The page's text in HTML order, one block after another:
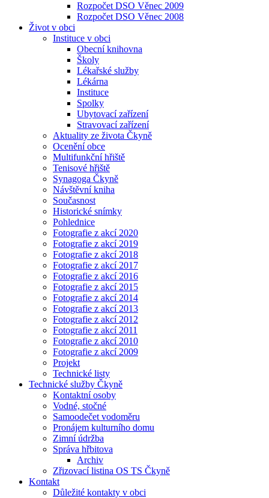
Rozpočet DSO Věnec 2009
Rozpočet DSO Věnec 2008
Život v obci
Instituce v obci
Obecní knihovna
Školy
Lékařské služby
Lékárna
Instituce
Spolky
Ubytovací zařízení
Stravovací zařízení
Aktuality ze života Čkyně
Ocenění obce
Multifunkční hřiště
Tenisové hřiště
Synagoga Čkyně
Návštěvní kniha
Současnost
Historické snímky
Pohlednice
Fotografie z akcí 2020
Fotografie z akcí 2019
Fotografie z akcí 2018
Fotografie z akcí 2017
Fotografie z akcí 2016
Fotografie z akcí 2015
Fotografie z akcí 2014
Fotografie z akcí 2013
Fotografie z akcí 2012
Fotografie z akcí 2011
Fotografie z akcí 2010
Fotografie z akcí 2009
Projekt
Technické listy
Technické služby Čkyně
Kontaktní osoby
Vodné, stočné
Samoodečet vodoměru
Pronájem kulturního domu
Zimní údržba
Správa hřbitova
Archiv
Zřizovací listina OS TS Čkyně
Kontakt
Důležité kontakty v obci